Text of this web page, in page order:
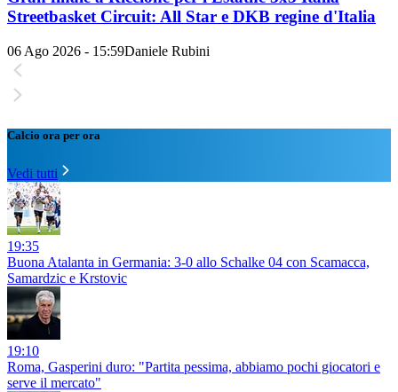
Streetbasket Circuit: All Star e DKB regine d'Italia
06 Ago 2026 - 15:59Daniele Rubini
Calcio ora per ora
Vedi tutti
19:35
Buona Atalanta in Germania: 3-0 allo Schalke 04 con Scamacca,
Samardzic e Krstovic
19:10
Roma, Gasperini duro: "Partita pessima, abbiamo pochi giocatori e
serve il mercato"